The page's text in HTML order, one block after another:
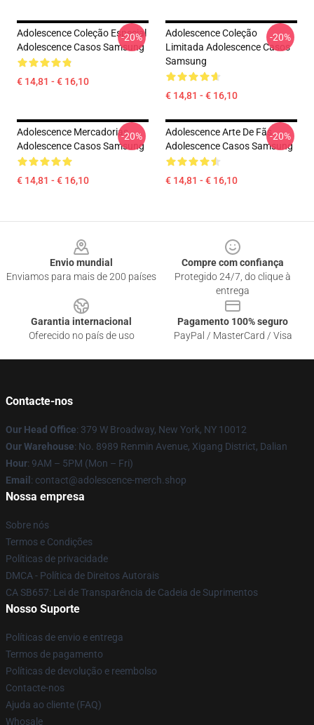
Adolescence Coleção Especial
Adolescence Casos Samsung
€ 14,81 - € 16,10
-20%
Adolescence Coleção
Limitada Adolescence Casos
Samsung
€ 14,81 - € 16,10
-20%
Adolescence Mercadorias
Adolescence Casos Samsung
€ 14,81 - € 16,10
-20%
Adolescence Arte De Fãs
Adolescence Casos Samsung
€ 14,81 - € 16,10
-20%
Envio mundial
Enviamos para mais de 200 países
Compre com confiança
Protegido 24/7, do clique à
entrega
Garantia internacional
Oferecido no país de uso
Pagamento 100% seguro
PayPal / MasterCard / Visa
Contacte-nos
Our Head Office: 379 W Broadway, New York, NY 10012
Our Warehouse: No. 8989 Renmin Avenue, Xigang District, Dalian
Hour: 9AM – 5PM (Mon – Fri)
Email : contact@adolescence-merch.shop
Nossa empresa
Sobre nós
Termos e Condições
Políticas de privacidade
DMCA - Política de Direitos Autorais
CA SB657: Lei de Transparência de Cadeia de Suprimentos
Nosso Suporte
Políticas de envio e entrega
Termos de pagamento
Políticas de devolução e reembolso
Contacte-nos
Ajuda ao cliente (FAQ)
Whosale